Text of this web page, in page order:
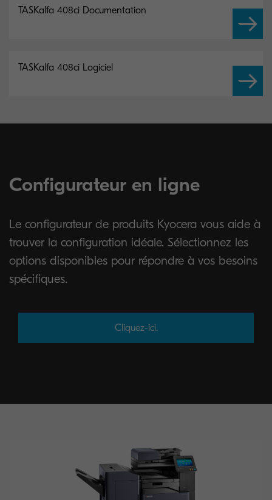
TASKalfa 408ci Documentation
TASKalfa 408ci Logiciel
Configurateur en ligne
Le configurateur de produits Kyocera vous aide à
trouver la configuration idéale. Sélectionnez les
options disponibles pour répondre à vos besoins
spécifiques.
Cliquez-ici.